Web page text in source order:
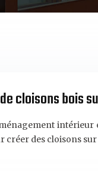
cloisons bois
créer des cloisons